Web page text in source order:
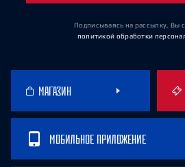
Подписываясь на рассылку, Вы
политикой обработки
МАГАЗИН
МОБИЛЬНОЕ ПРИЛОЖЕНИЕ